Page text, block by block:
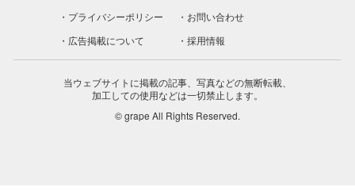
プライバシーポリシー
お問い合わせ
広告掲載について
採用情報
当ウェブサイトに掲載の記事、写真などの無断転載、
加工しての使用などは一切禁止します。
© grape All Rights Reserved.